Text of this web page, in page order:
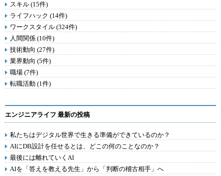
スキル (15件)
ライフハック (14件)
ワークスタイル (324件)
人間関係 (10件)
技術動向 (27件)
業界動向 (5件)
職場 (7件)
転職活動 (1件)
エンジニアライフ 最新の投稿
私たちはデジタル世界で生きる準備ができているのか？
AIにDB設計を任せるとは、どこの何のことなのか？
最後には離れていくAI
AIを「答えを教える先生」から「判断の稽古相手」へ